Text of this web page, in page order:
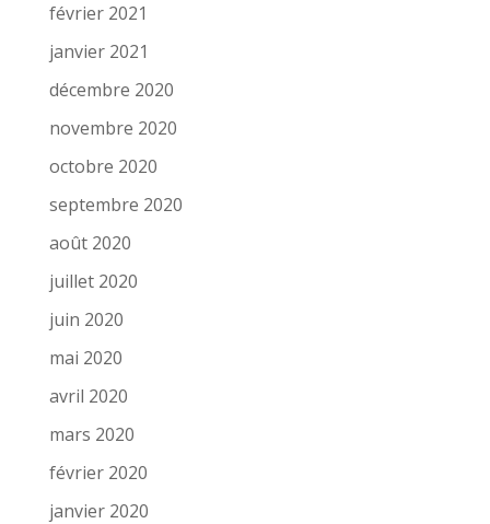
février 2021
janvier 2021
décembre 2020
novembre 2020
octobre 2020
septembre 2020
août 2020
juillet 2020
juin 2020
mai 2020
avril 2020
mars 2020
février 2020
janvier 2020